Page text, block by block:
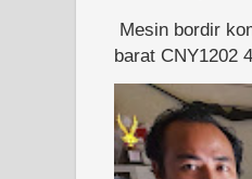
Mesin bordir
barat CNY1202